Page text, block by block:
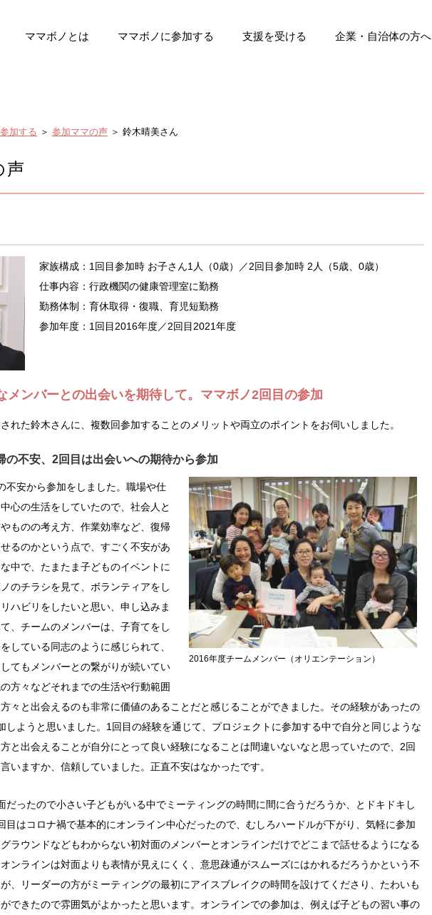
ママボノとは ママボノに参加する 支援を受ける 企業・自治体の方へ
加する ＞ 参加ママの声 ＞ 鈴木晴美さん
声
家族構成：1回目参加時 お子さん1人（0歳）／2回目参加時 2人（5歳、0歳）
仕事内容：行政機関の健康管理室に勤務
勤務体制：育休取得・復職、育児短勤務
参加年度：1回目2016年度／2回目2021年度
メンバーとの出会いを期待して。ママボノ2回目の参加
れた鈴木さんに、複数回参加することのメリットや両立のポイントをお伺いしました。
の不安、2回目は出会いへの期待から参加
2016年度チームメンバー（オリエンテーション）
不安から参加をしました。職場や仕
心の生活をしていたので、社会人と
ものの考え方、作業効率など、復帰
るのかという点で、すごく不安があ
中で、たまたま子どものイベントに
のチラシを見て、ボランティアをし
ハビリをしたいと思い、申し込みま
、チームのメンバーは、子育てをし
している同志のように感じられて、
てもメンバーとの繋がりが続いてい
方々などそれまでの生活や行動範囲
々と出会えるのも非常に価値のあることだと感じることができました。その経験があったの
しようと思いました。1回目の経験を通じて、プロジェクトに参加する中で自分と同じような
と出会えることが自分にとって良い経験になることは間違いないなと思っていたので、2回
いますか、信頼していました。正直不安はなかったです。
だったので小さい子どもがいる中でミーティングの時間に間に合うだろうか、とドキドキし
目はコロナ禍で基本的にオンライン中心だったので、むしろハードルが下がり、気軽に参加
ラウンドなどもわからない初対面のメンバーとオンラインだけでどこまで話せるようになる
ンラインは対面よりも表情が見えにくく、意思疎通がスムーズにはかれるだろうかという不
、リーダーの方がミーティングの最初にアイスブレイクの時間を設けてくださり、たわいも
できたので雰囲気がよかったと思います。オンラインでの参加は、例えば子どもの習い事の